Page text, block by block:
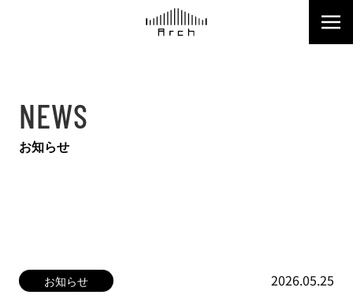
NEWS
お知らせ
お知らせ 2026.05.25